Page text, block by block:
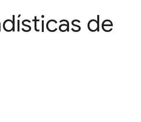
de